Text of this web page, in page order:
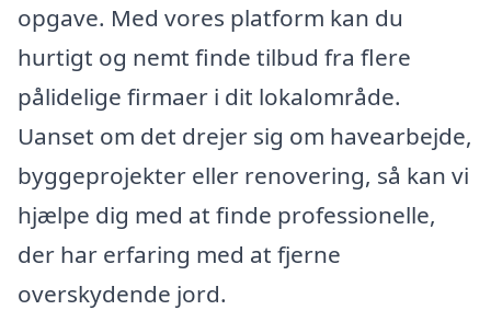
opgave. Med vores platform kan du
hurtigt og nemt finde tilbud fra flere
pålidelige firmaer i dit lokalområde.
Uanset om det drejer sig om havearbejde,
byggeprojekter eller renovering, så kan vi
hjælpe dig med at finde professionelle,
der har erfaring med at fjerne
overskydende jord.